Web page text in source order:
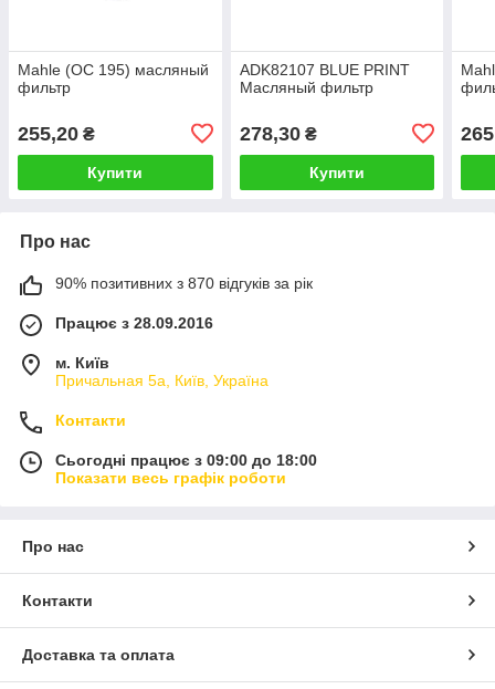
Mahle (OC 195) масляный
фильтр
255,20 ₴
Купити
ADK82107 BLUE PRINT
Масляный фильтр
278,30₴
Купити
Про нас
90% позитивних з 870 відгуків за рік
Працює з 28.09.2016
м. Київ
Причальная 5а, Київ, Україна
Контакти
Сьогодні працює з 09:00 до 18:00
Показати весь графік роботи
Про нас
Контакти
Доставка та оплата